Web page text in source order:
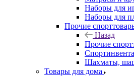
Наборы для
Наборы для
Прочие
Назад
Прочие
Шахматы,
Товары для дома